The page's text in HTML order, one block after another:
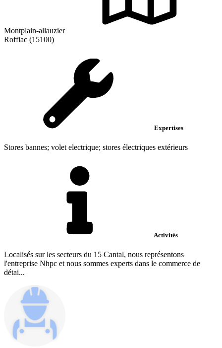
Montplain-allauzier
Roffiac (15100)
Expertises
Stores bannes; volet electrique; stores électriques extérieurs
Activités
Localisés sur les secteurs du 15 Cantal, nous représentons
l'entreprise Nhpc et nous sommes experts dans le commerce de
détai...